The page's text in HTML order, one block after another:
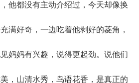
都没有主动介绍过，今天却像换
满好奇，一边吃着他剥好的菱角，
妈妈有兴趣，说得更起劲。说他们
，山清水秀，鸟语花香，是真正的